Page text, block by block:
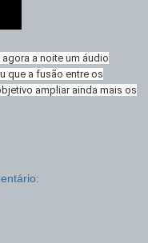
a noite um áudio
que a fusão entre os
ampliar ainda mais os